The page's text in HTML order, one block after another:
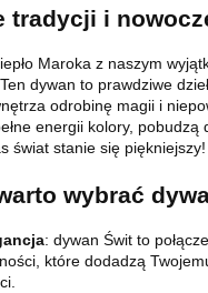
tradycji i
Maroka z naszym
dywan to prawdziwe
odrobinę magii i
energii kolory, pobudzą
świat stanie się piękniejszy!
wybrać
: dywan Świt to
które dodadzą